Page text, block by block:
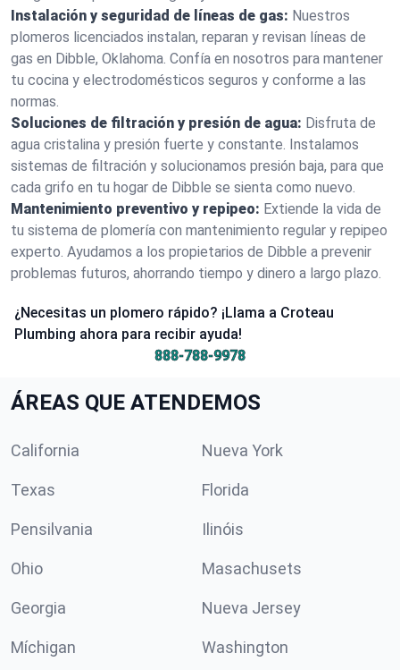
Instalación y seguridad de líneas de gas: Nuestros
plomeros licenciados instalan, reparan y revisan líneas de
gas en Dibble, Oklahoma. Confía en nosotros para mantener
tu cocina y electrodomésticos seguros y conforme a las
normas.
Soluciones de filtración y presión de agua: Disfruta de
agua cristalina y presión fuerte y constante. Instalamos
sistemas de filtración y solucionamos presión baja, para que
cada grifo en tu hogar de Dibble se sienta como nuevo.
Mantenimiento preventivo y repipeo: Extiende la vida de
tu sistema de plomería con mantenimiento regular y repipeo
experto. Ayudamos a los propietarios de Dibble a prevenir
problemas futuros, ahorrando tiempo y dinero a largo plazo.
¿Necesitas un plomero rápido? ¡Llama a Croteau
Plumbing ahora para recibir ayuda!
888-788-9978
ÁREAS QUE ATENDEMOS
California Nueva York
Texas Florida
Pensilvania Ilinóis
Ohio Masachusets
Georgia Nueva Jersey
Míchigan Washington